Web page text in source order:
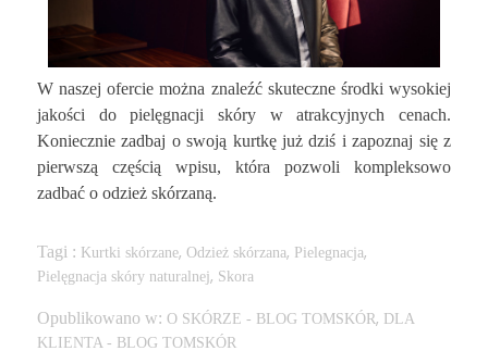
W naszej ofercie można znaleźć skuteczne środki wysokiej
jakości do pielęgnacji skóry w atrakcyjnych cenach.
Koniecznie zadbaj o swoją kurtkę już dziś i zapoznaj się z
pierwszą częścią wpisu, która pozwoli kompleksowo
zadbać o odzież skórzaną.
Tagi : Kurtki skórzane, Odzież skórzana, Pielegnacja,
Pielęgnacja skóry naturalnej, Skora
Opublikowano w: O SKÓRZE - BLOG TOMSKÓR, DLA
KLIENTA - BLOG TOMSKÓR